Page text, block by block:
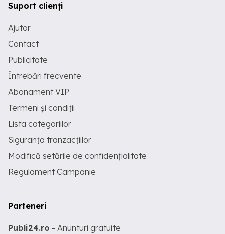
Suport clienți
Ajutor
Contact
Publicitate
Întrebări frecvente
Abonament VIP
Termeni și condiții
Lista categoriilor
Siguranța tranzacțiilor
Modifică setările de confidențialitate
Regulament Campanie
Parteneri
Publi24.ro - Anunturi gratuite